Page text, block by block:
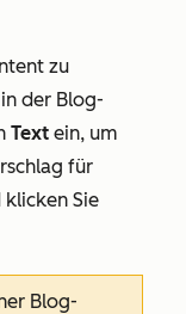
zu
der Blog-
Text ein, um
für
Sie
Blog-